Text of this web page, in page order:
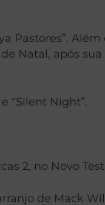
Pastores”.
Natal, após
“Silent Night”.
2, no Novo
de Mack